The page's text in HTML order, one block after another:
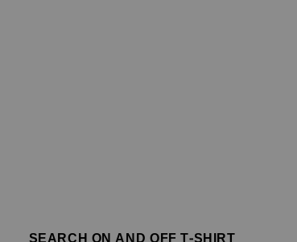
SEARCH ON AND OFF T-SHIRT